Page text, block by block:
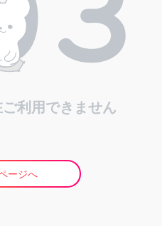
利用できません